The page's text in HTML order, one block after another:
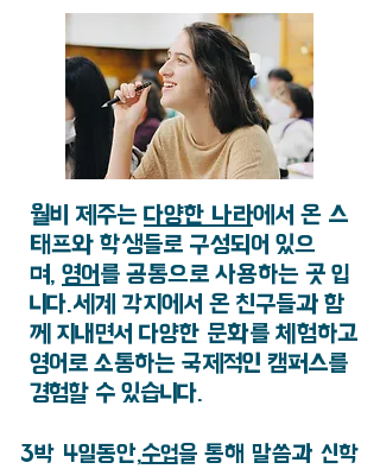
월비 제주는 다양한 나라에서 온 스
태프와 학생들로 구성되어 있으
며, 영어를 공통으로 사용하는 곳 입
니다.세계 각지에서 온 친구들과 함
께 지내면서 다양한 문화를 체험하고
영어로 소통하는 국제적인 캠퍼스를
경험할 수 있습니다.
3박 4일동안,수업을 통해 말씀과 신학